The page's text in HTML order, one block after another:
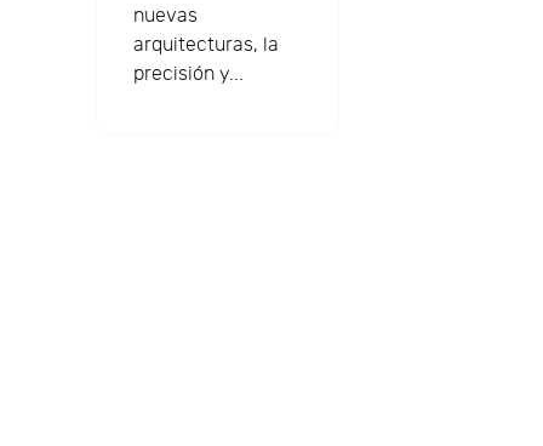
nuevas
arquitecturas, la
precisión y...